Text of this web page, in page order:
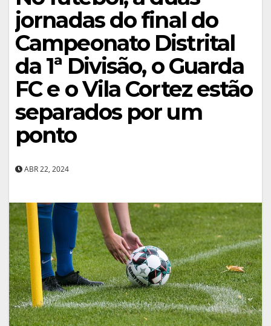
jornadas do final do
Campeonato Distrital
da 1ª Divisão, o Guarda
FC e o Vila Cortez estão
separados por um
ponto
ABR 22, 2024